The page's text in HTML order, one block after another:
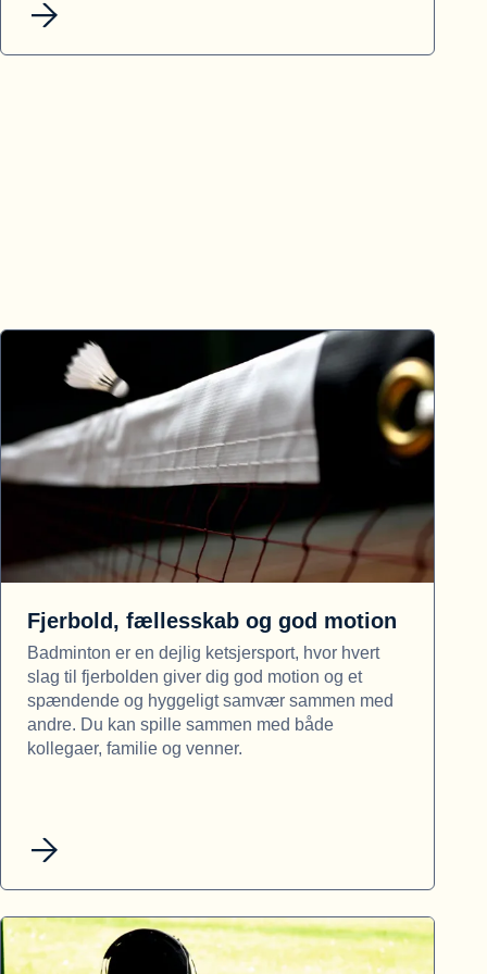
Fjerbold, fællesskab og god motion
Badminton er en dejlig ketsjersport, hvor hvert
slag til fjerbolden giver dig god motion og et
spændende og hyggeligt samvær sammen med
andre. Du kan spille sammen med både
kollegaer, familie og venner.